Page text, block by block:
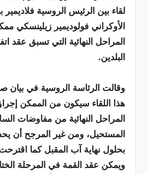
لقاء بين الرئيس الروسية فلاديمير
الأوكراني فولوديمير زيلينسكي
المراحل النهائية التي تسبق عقد
البلدين.
وقالت الرئاسة الروسية في
هذا اللقاء سيكون من الممكن
المراحل النهائية من مفاوضات
المستحيل، ومن غير المرجح أن
بحلول نهاية آب المقبل كما اقترحت
ويمكن عقد القمة في المرحلة